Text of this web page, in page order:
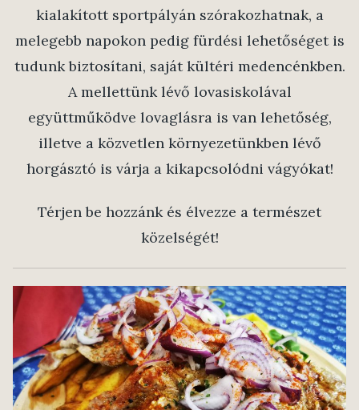
kialakított sportpályán szórakozhatnak, a
melegebb napokon pedig fürdési lehetőséget is
tudunk biztosítani, saját kültéri medencénkben.
A mellettünk lévő lovasiskolával
együttműködve lovaglásra is van lehetőség,
illetve a közvetlen környezetünkben lévő
horgásztó is várja a kikapcsolódni vágyókat!
Térjen be hozzánk és élvezze a természet
közelségét!